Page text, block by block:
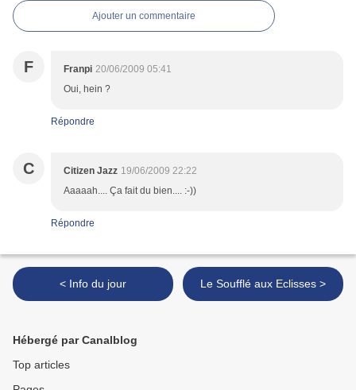
Ajouter un commentaire
F Franpi 20/06/2009 05:41
Oui, hein ?
Répondre
C Citizen Jazz 19/06/2009 22:22
Aaaaah.... Ça fait du bien.... :-))
Répondre
< Info du jour Le Soufflé aux Eclisses >
Hébergé par Canalblog
Top articles